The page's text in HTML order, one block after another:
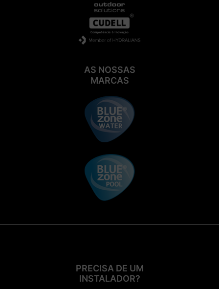
AS NOSSAS
MARCAS
PRECISA DE UM
INSTALADOR?